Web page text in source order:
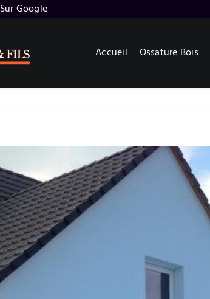
Sur Google
Accueil Ossature Bois